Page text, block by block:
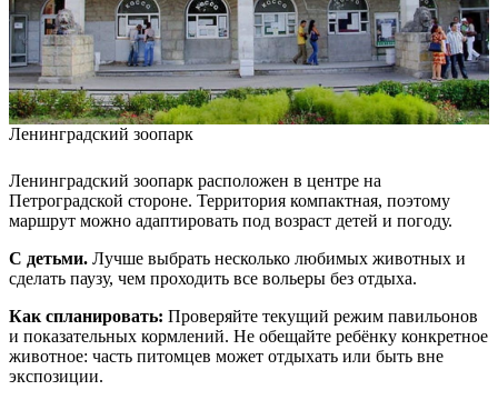
Ленинградский зоопарк
Ленинградский зоопарк расположен в центре на
Петроградской стороне. Территория компактная, поэтому
маршрут можно адаптировать под возраст детей и погоду.
С детьми. Лучше выбрать несколько любимых животных и
сделать паузу, чем проходить все вольеры без отдыха.
Как спланировать: Проверяйте текущий режим павильонов
и показательных кормлений. Не обещайте ребёнку конкретное
животное: часть питомцев может отдыхать или быть вне
экспозиции.